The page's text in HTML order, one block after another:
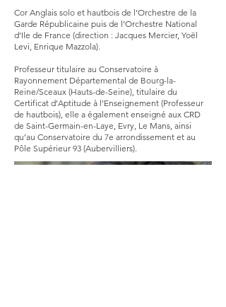
Cor Anglais solo et hautbois de l’Orchestre de la
Garde Républicaine puis de l’Orchestre National
d’Ile de France (direction : Jacques Mercier, Yoël
Levi, Enrique Mazzola).
Professeur titulaire au Conservatoire à
Rayonnement Départemental de Bourg-la-
Reine/Sceaux (Hauts-de-Seine), titulaire du
Certificat d’Aptitude à l’Enseignement (Professeur
de hautbois), elle a également enseigné aux CRD
de Saint-Germain-en-Laye, Evry, Le Mans, ainsi
qu’au Conservatoire du 7e arrondissement et au
Pôle Supérieur 93 (Aubervilliers).